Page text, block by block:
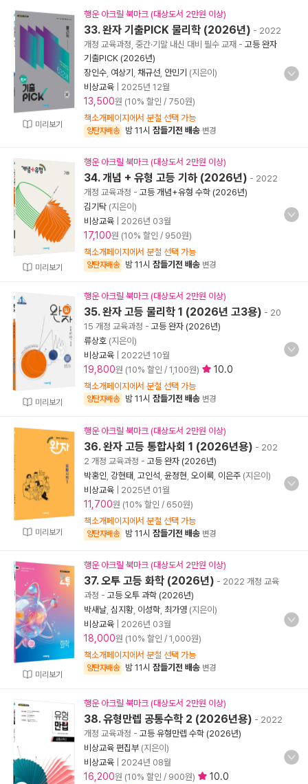
미리보기
행운 아크릴 북마크 (대상도서 2만원 이상)
33. 완자 기출PICK 물리학 (2026년) - 2022
개정 교육과정, 중간·기말 내신 대비 필수 교재 - 고등 완자
기출PICK (2026년)
장인수 여상기 채규선 안민기 (지은이)
비상교육
2025년 12월
13,500원 (10% 할인 / 750원)
책소개페이지에서 분철 선택 가능
양탄자배송 밤 11시 잠들기전 배송 변경
미리보기
행운 아크릴 북마크 (대상도서 2만원 이상)
34. 개념 + 유형 고등 기하 (2026년) - 2022
개정 교육과정 - 고등 개념+유형 수학 (2026년)
김기탁 (지은이)
비상교육
2026년 03월
17,100원 (10% 할인 / 950원)
책소개페이지에서 분철 선택 가능
양탄자배송 밤 11시 잠들기전 배송 변경
미리보기
행운 아크릴 북마크 (대상도서 2만원 이상)
35. 완자 고등 물리학 1 (2026년 고3용) - 20
15 개정 교육과정 - 고등 완자 (2026년)
류상호 (지은이)
비상교육
2022년 10월
19,800원 (10% 할인 / 1,100원) 10.0
책소개페이지에서 분철 선택 가능
양탄자배송 밤 11시 잠들기전 배송 변경
미리보기
행운 아크릴 북마크 (대상도서 2만원 이상)
36. 완자 고등 통합사회 1 (2026년용) - 202
2 개정 교육과정 - 고등 완자 (2026년)
박홍인 강현태 고인석 윤정현 오이룩 이은주 (지은이)
비상교육
2025년 01월
11,700원 (10% 할인 / 650원)
책소개페이지에서 분철 선택 가능
양탄자배송 밤 11시 잠들기전 배송 변경
미리보기
행운 아크릴 북마크 (대상도서 2만원 이상)
37. 오투 고등 화학 (2026년) - 2022 개정 교육
과정 - 고등 오투 과학 (2026년)
박새날 심지황 이성학 최가영 (지은이)
비상교육
2026년 03월
18,000원 (10% 할인 / 1,000원)
책소개페이지에서 분철 선택 가능
양탄자배송 밤 11시 잠들기전 배송 변경
행운 아크릴 북마크 (대상도서 2만원 이상)
38. 유형만렙 공통수학 2 (2026년용) - 2022
개정 교육과정 - 고등 유형만렙 수학 (2026년)
비상교육 편집부 (지은이)
비상교육
2024년 08월
16,200원 (10% 할인 / 900원) 10.0